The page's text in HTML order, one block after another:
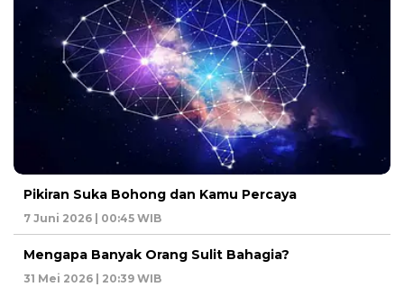
Pikiran Suka Bohong dan Kamu Percaya
7 Juni 2026 | 00:45 WIB
Mengapa Banyak Orang Sulit Bahagia?
31 Mei 2026 | 20:39 WIB